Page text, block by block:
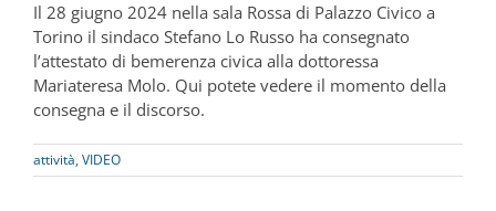
Il 28 giugno 2024 nella sala Rossa di Palazzo Civico a
Torino il sindaco Stefano Lo Russo ha consegnato
l’attestato di bemerenza civica alla dottoressa
Mariateresa Molo. Qui potete vedere il momento della
consegna e il discorso.
attività, VIDEO